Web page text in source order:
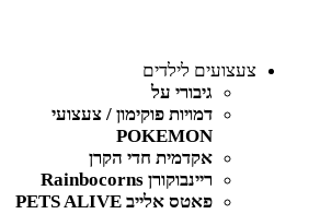
צעצועים לילדים
גיבורי על
דמויות פוקימון / צעצועי
POKEMON
אקדמית חדי הקרן
ריינבוקורן Rainbocorns
פאטס אלייב PETS ALIVE